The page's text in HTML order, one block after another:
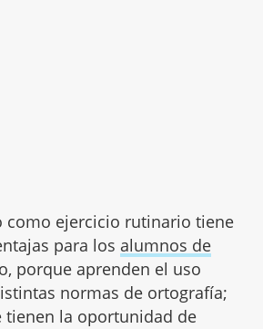
como ejercicio rutinario tiene
para los alumnos de
porque aprenden el uso
normas de ortografía;
tienen la oportunidad de